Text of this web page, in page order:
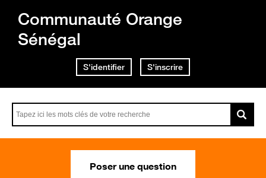
Communauté Orange
Sénégal
S'identifier S'inscrire
Poser une question